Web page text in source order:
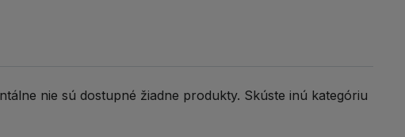
nie sú dostupné žiadne produkty. Skúste inú kategóriu